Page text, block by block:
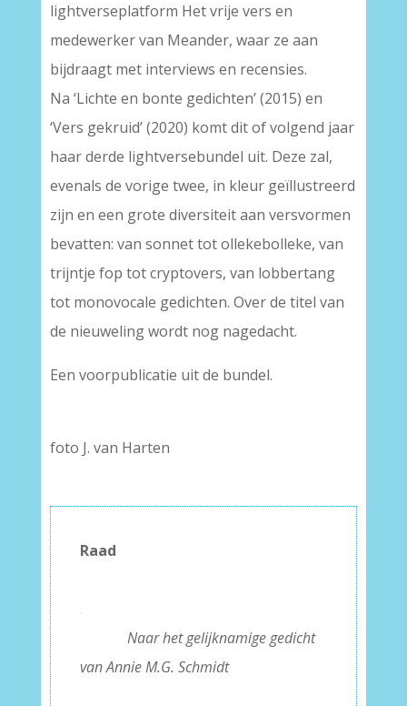
lightverseplatform Het vrije vers en
medewerker van Meander, waar ze aan
bijdraagt met interviews en recensies.
Na ‘Lichte en bonte gedichten’ (2015) en
‘Vers gekruid’ (2020) komt dit of volgend jaar
haar derde lightversebundel uit. Deze zal,
evenals de vorige twee, in kleur geïllustreerd
zijn en een grote diversiteit aan versvormen
bevatten: van sonnet tot ollekebolleke, van
trijntje fop tot cryptovers, van lobbertang
tot monovocale gedichten. Over de titel van
de nieuweling wordt nog nagedacht.
Een voorpublicatie uit de bundel.
foto J. van Harten
Raad
.
Naar het gelijknamige gedicht
van Annie M.G. Schmidt